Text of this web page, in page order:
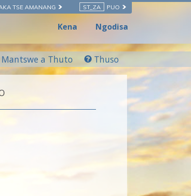
TSE AMANANG ST_ZA PUO
Kena Ngodisa
a Thuto Thuso